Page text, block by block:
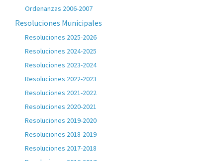
Ordenanzas 2006-2007
Resoluciones Municipales
Resoluciones 2025-2026
Resoluciones 2024-2025
Resoluciones 2023-2024
Resoluciones 2022-2023
Resoluciones 2021-2022
Resoluciones 2020-2021
Resoluciones 2019-2020
Resoluciones 2018-2019
Resoluciones 2017-2018